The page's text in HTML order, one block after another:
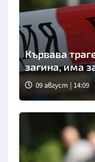
Кървава
загина, има
09 август | 14:09